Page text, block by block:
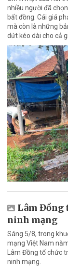
nhiều người đã
bất đồng. Cái giá
mà còn là những
dứt kéo dài cho cả
Lâm Đồng
ninh mạng
Sáng 5/8, trong
mạng Việt Nam
Lâm Đồng tổ chức
ninh mạng.